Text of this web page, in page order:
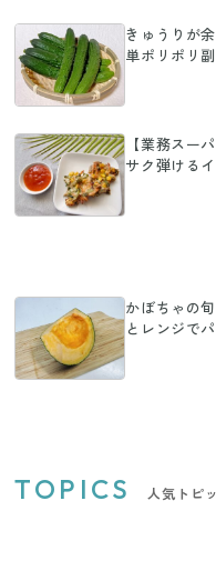
きゅうりが
単ポリポリ
【業務スー
サク弾ける
かぼちゃの
とレンジで
TOPICS 人気トピ